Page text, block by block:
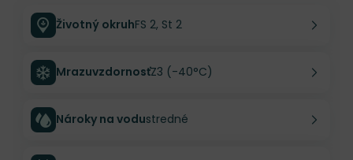
Životný okruhFS 2, St 2
MrazuvzdornosťZ3 (-40°C)
Nároky na vodustredné